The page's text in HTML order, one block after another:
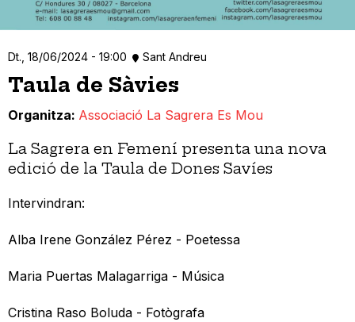
Dt., 18/06/2024 - 19:00 Sant Andreu
Taula de Sàvies
Organitza Associació La Sagrera Es Mou
La Sagrera en Femení presenta una nova
edició de la Taula de Dones Savíes
Intervindran:
Alba Irene González Pérez - Poetessa
Maria Puertas Malagarriga - Música
Cristina Raso Boluda - Fotògrafa